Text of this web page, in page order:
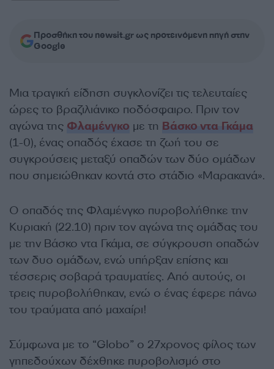
Προσθήκη του newsit.gr ως προτεινόμενη πηγή στην
Google
Μια τραγική είδηση συγκλονίζει τις τελευταίες
ώρες το βραζιλιάνικο ποδόσφαιρο. Πριν τον
αγώνα της Φλαμένγκο με τη Βάσκο ντα Γκάμα
(1-0), ένας οπαδός έχασε τη ζωή του σε
συγκρούσεις μεταξύ οπαδών των δύο ομάδων
που σημειώθηκαν κοντά στο στάδιο «Μαρακανά».
Ο οπαδός της Φλαμένγκο πυροβολήθηκε την
Κυριακή (22.10) πριν τον αγώνα της ομάδας του
με την Βάσκο ντα Γκάμα, σε σύγκρουση οπαδών
των δυο ομάδων, ενώ υπήρξαν επίσης και
τέσσερις σοβαρά τραυματίες. Από αυτούς, οι
τρεις πυροβολήθηκαν, ενώ ο ένας έφερε πάνω
του τραύματα από μαχαίρι!
Σύμφωνα με το “Globo” ο 27χρονος φίλος των
γηπεδούχων δέχθηκε πυροβολισμό στο